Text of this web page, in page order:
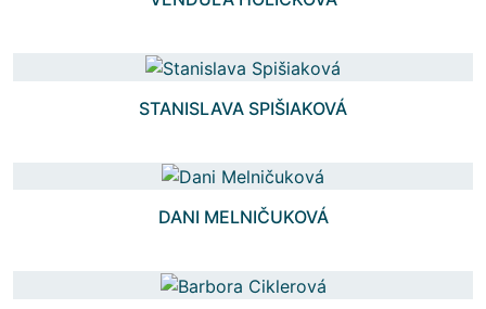
STANISLAVA SPIŠIAKOVÁ
DANI MELNIČUKOVÁ